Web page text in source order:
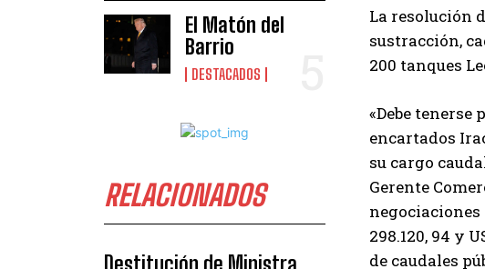
El Matón del
Barrio
DESTACADOS
RELACIONADOS
La resolución
sustracción,
200 tanques
«Debe tenerse
encartados
su cargo
Gerente
negociaciones
298.120, 94 y
de caudales